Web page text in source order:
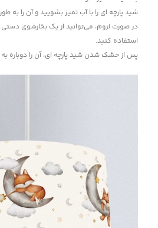
شید پارچه ای را با آب تمیز بشویید و آن را به
در صورت لزوم، می‌توانید از یک بخارشوی دستی
استفاده کنید.
پس از خشک شدن شید پارچه ای، آن را دوباره